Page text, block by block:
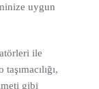
uygun
ile
gibi